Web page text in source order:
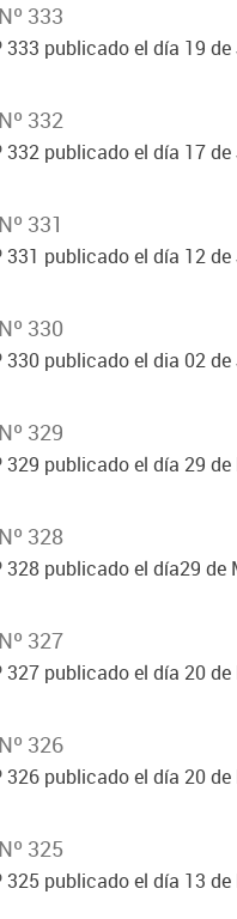
333
333 publicado el día 19
332
332 publicado el día 17
331
331 publicado el día 12
330
330 publicado el dia 02
329
publicado el día 29
328
publicado el día29 de
327
publicado el día 20
326
publicado el día 20
325
publicado el día 13